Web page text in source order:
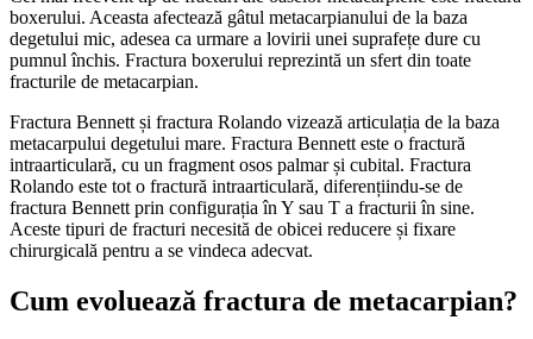
boxerului. Aceasta afectează gâtul metacarpianului de la baza
degetului mic, adesea ca urmare a lovirii unei suprafețe dure cu
pumnul închis. Fractura boxerului reprezintă un sfert din toate
fracturile de metacarpian.
Fractura Bennett și fractura Rolando vizează articulația de la baza
metacarpului degetului mare. Fractura Bennett este o fractură
intraarticulară, cu un fragment osos palmar și cubital. Fractura
Rolando este tot o fractură intraarticulară, diferențiindu-se de
fractura Bennett prin configurația în Y sau T a fracturii în sine.
Aceste tipuri de fracturi necesită de obicei reducere și fixare
chirurgicală pentru a se vindeca adecvat.
Cum evoluează fractura de metacarpian?